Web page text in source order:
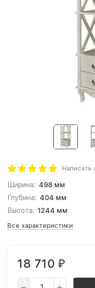
Написать
Ширина: 498 мм
Глубина: 404 мм
Высота: 1244 мм
Все характеристики
18 710 ₽